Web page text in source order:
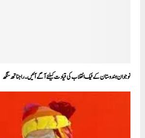
نوجوان ہندوستان کے ٹیک انقلاب کی قیادت کیلئےآگےآئیں۔ راجناتھ سنگھ